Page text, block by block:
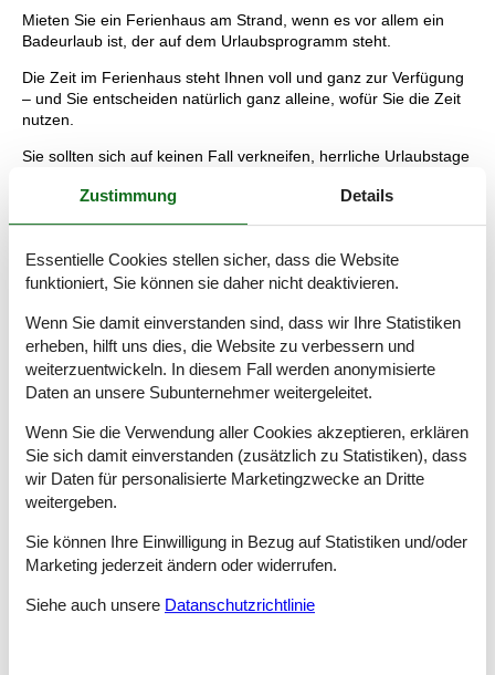
Mieten Sie ein Ferienhaus am Strand, wenn es vor allem ein
Badeurlaub ist, der auf dem Urlaubsprogramm steht.
Die Zeit im Ferienhaus steht Ihnen voll und ganz zur Verfügung
– und Sie entscheiden natürlich ganz alleine, wofür Sie die Zeit
nutzen.
Sie sollten sich auf keinen Fall verkneifen, herrliche Urlaubstage
verbringen, weil ein Haustier zu den Familienmitgliedern gehört.
Tipps und Erlebnisse
Der Schwarzwald hat für jeden Urlauber etwas zu bieten. Zum
Beispiel den 1.277 mtr. hohe Feldberg oder den herrlichen
auf dem Baumwipfelpfad Schwarzwald bei Bad Wildbad. Vom
knapp 40 Meter hohen Aussichtsturm bietet sich ein
Panoramablick vom Schwarzwald bis zur Schwäbischen Alb und
ins Rheintal. Eine rasante Abfahrt ist auf der 55 Meter langen
Zu den bekanntesten Gemeinden des Schwarzwaldes zählt die
ist.
Zustimmung Details
Essentielle Cookies stellen sicher, dass die Website
funktioniert, Sie können sie daher nicht deaktivieren.
Wenn Sie damit einverstanden sind, dass wir Ihre Statistiken
erheben, hilft uns dies, die Website zu verbessern und
weiterzuentwickeln. In diesem Fall werden anonymisierte
Daten an unsere Subunternehmer weitergeleitet.
Wenn Sie die Verwendung aller Cookies akzeptieren, erklären
Sie sich damit einverstanden (zusätzlich zu Statistiken), dass
wir Daten für personalisierte Marketingzwecke an Dritte
weitergeben.
Sie können Ihre Einwilligung in Bezug auf Statistiken und/oder
Marketing jederzeit ändern oder widerrufen.
Siehe auch unsere Datanschutzrichtlinie